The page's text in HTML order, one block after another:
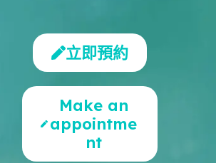
立即預約
Make an
appointme
nt